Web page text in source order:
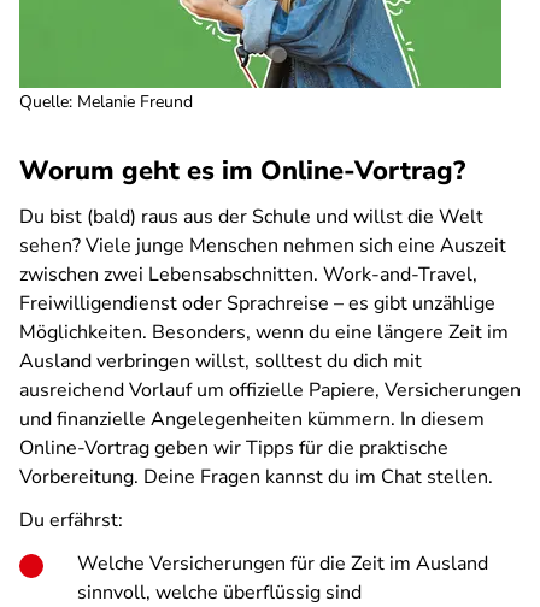
Quelle: Melanie Freund
Worum geht es im Online-Vortrag?
Du bist (bald) raus aus der Schule und willst die Welt
sehen? Viele junge Menschen nehmen sich eine Auszeit
zwischen zwei Lebensabschnitten. Work-and-Travel,
Freiwilligendienst oder Sprachreise – es gibt unzählige
Möglichkeiten. Besonders, wenn du eine längere Zeit im
Ausland verbringen willst, solltest du dich mit
ausreichend Vorlauf um offizielle Papiere, Versicherungen
und finanzielle Angelegenheiten kümmern. In diesem
Online-Vortrag geben wir Tipps für die praktische
Vorbereitung. Deine Fragen kannst du im Chat stellen.
Du erfährst:
Welche Versicherungen für die Zeit im Ausland
sinnvoll, welche überflüssig sind